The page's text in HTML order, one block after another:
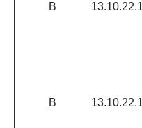
В
В